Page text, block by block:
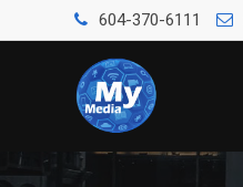
604-370-6111